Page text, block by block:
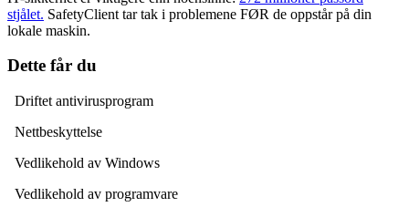
stjålet. SafetyClient tar tak i problemene FØR de oppstår på din
lokale maskin.
Dette får du
Driftet antivirusprogram
Nettbeskyttelse
Vedlikehold av Windows
Vedlikehold av programvare